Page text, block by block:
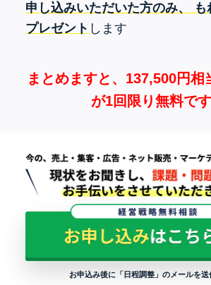
申し込みいただいた方のみ、
プレゼント します
まとめますと、137,500円相
が1回限り無料です
お申込み後に「日程調整」のメールを送